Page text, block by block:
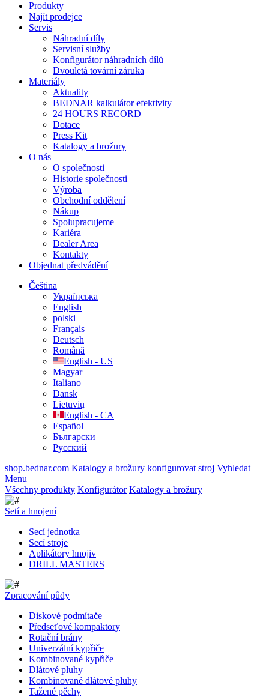
Produkty
Najít prodejce
Servis
Náhradní díly
Servisní služby
Konfigurátor náhradních dílů
Dvouletá tovární záruka
Materiály
Aktuality
BEDNAR kalkulátor efektivity
24 HOURS RECORD
Dotace
Press Kit
Katalogy a brožury
O nás
O společnosti
Historie společnosti
Výroba
Obchodní oddělení
Nákup
Spolupracujeme
Kariéra
Dealer Area
Kontakty
Objednat předvádění
Čeština
Українська
English
polski
Français
Deutsch
Română
English - US
Magyar
Italiano
Dansk
Lietuvių
English - CA
Español
Български
Русский
shop.bednar.com Katalogy a brožury konfigurovat stroj Vyhledat
Menu
Všechny produkty Konfigurátor Katalogy a brožury
Setí a hnojení
Secí jednotka
Secí stroje
Aplikátory hnojiv
DRILL MASTERS
Zpracování půdy
Diskové podmítače
Předseťové kompaktory
Rotační brány
Univerzální kypřiče
Kombinované kypřiče
Dlátové pluhy
Kombinované dlátové pluhy
Tažené pěchy